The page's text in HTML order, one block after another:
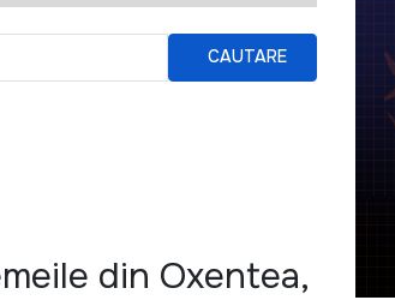
CAUTARE
din Oxentea,